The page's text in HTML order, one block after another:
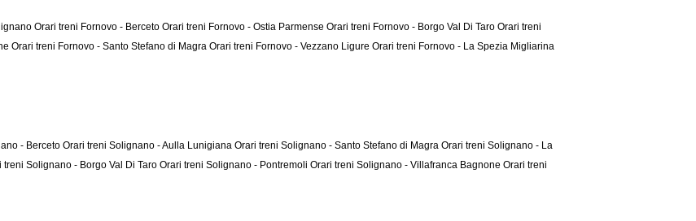
Orari treni Fornovo - Berceto Orari treni Fornovo - Ostia Parmense Orari treni Fornovo - Borgo Val Di Taro Orari treni
Orari treni Fornovo - Santo Stefano di Magra Orari treni Fornovo - Vezzano Ligure Orari treni Fornovo - La Spezia Migliarina
- Berceto Orari treni Solignano - Aulla Lunigiana Orari treni Solignano - Santo Stefano di Magra Orari treni Solignano - La
treni Solignano - Borgo Val Di Taro Orari treni Solignano - Pontremoli Orari treni Solignano - Villafranca Bagnone Orari treni